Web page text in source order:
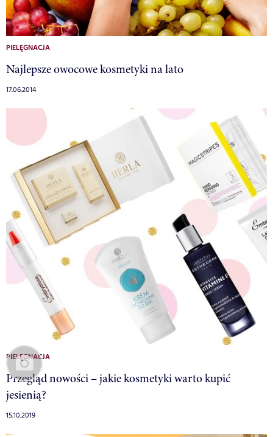
PIELĘGNACJA
Najlepsze owocowe kosmetyki na lato
17.06.2014
PIELĘGNACJA
Przegląd nowości – jakie kosmetyki warto kupić
jesienią?
15.10.2019